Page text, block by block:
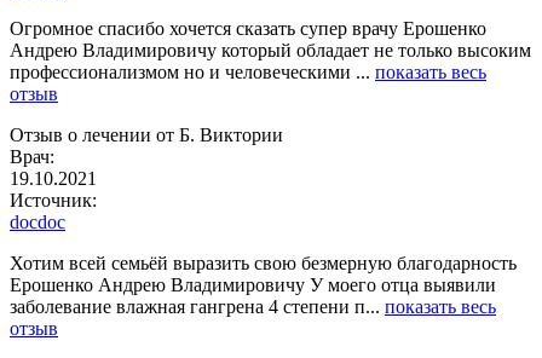
Огромное спасибо хочется сказать супер врачу Ерошенко
Андрею Владимировичу который обладает не только высоким
профессионализмом но и человеческими ... показать весь
отзыв
Отзыв о лечении от Б. Виктории
Врач:
19.10.2021
Источник:
docdoc
Хотим всей семьёй выразить свою безмерную благодарность
Ерошенко Андрею Владимировичу У моего отца выявили
заболевание влажная гангрена 4 степени п... показать весь
отзыв